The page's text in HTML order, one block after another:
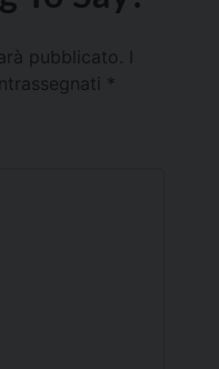
pubblicato.
*